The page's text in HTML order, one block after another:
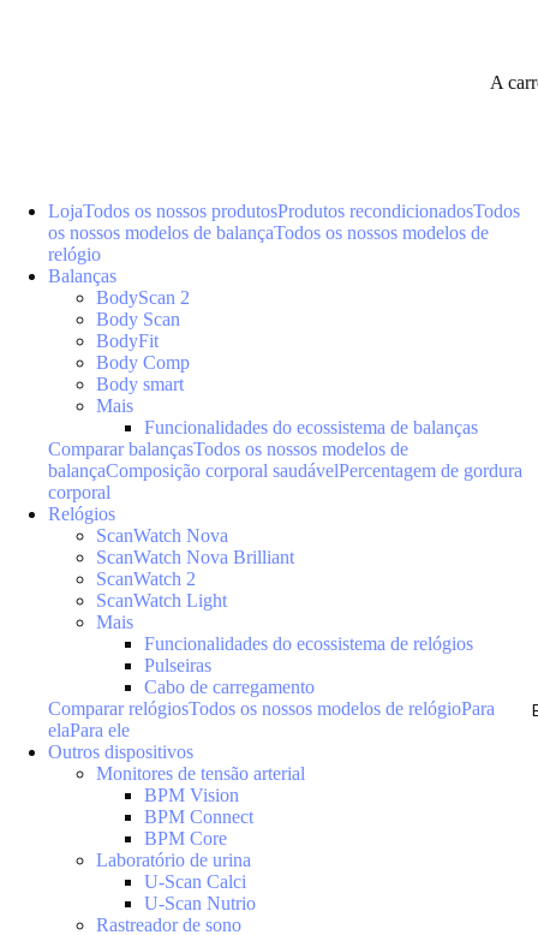
A
LojaTodos os nossos produtosProdutos recondicionadosTodos
os nossos modelos de balançaTodos os nossos modelos de
relógio
Balanças
BodyScan 2
Body Scan
BodyFit
Body Comp
Body smart
Mais
Funcionalidades do ecossistema de balanças
Comparar balançasTodos os nossos modelos de
balançaComposição corporal saudávelPercentagem de gordura
corporal
Relógios
ScanWatch Nova
ScanWatch Nova Brilliant
ScanWatch 2
ScanWatch Light
Mais
Funcionalidades do ecossistema de relógios
Pulseiras
Cabo de carregamento
Comparar relógiosTodos os nossos modelos de relógioPara
elaPara ele
Outros dispositivos
Monitores de tensão arterial
BPM Vision
BPM Connect
BPM Core
Laboratório de urina
U-Scan Calci
U-Scan Nutrio
Rastreador de sono